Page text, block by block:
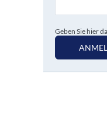
Geben Sie hier